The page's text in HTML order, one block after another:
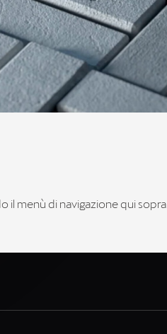
il menù di navigazione qui sopra.